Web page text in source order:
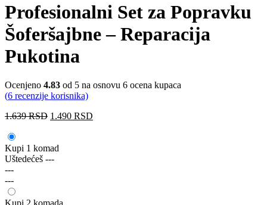
Profesionalni Set za Popravku
Šoferšajbne – Reparacija
Pukotina
Ocenjeno 4.83 od 5 na osnovu 6 ocena kupaca
(6 recenzije korisnika)
1.639RSD 1.490 RSD
Kupi 1 komad
Uštedećeš ---
---
---